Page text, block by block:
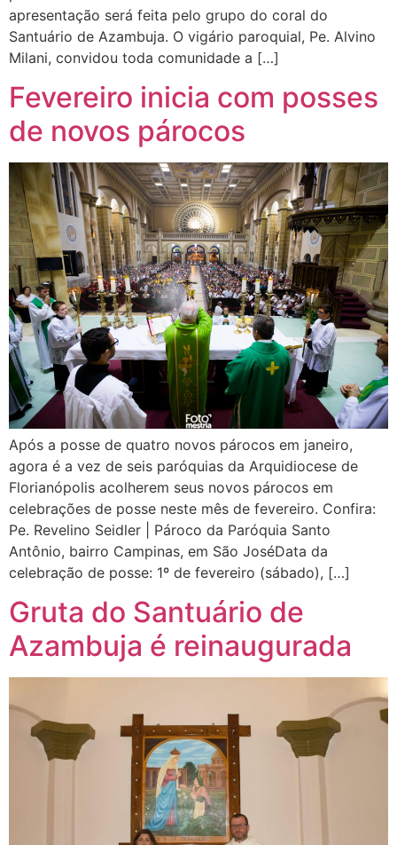
apresentação será feita pelo grupo do coral do
Santuário de Azambuja. O vigário paroquial, Pe. Alvino
Milani, convidou toda comunidade a […]
Fevereiro inicia com posses
de novos párocos
Após a posse de quatro novos párocos em janeiro,
agora é a vez de seis paróquias da Arquidiocese de
Florianópolis acolherem seus novos párocos em
celebrações de posse neste mês de fevereiro. Confira:
Pe. Revelino Seidler | Pároco da Paróquia Santo
Antônio, bairro Campinas, em São JoséData da
celebração de posse: 1º de fevereiro (sábado), […]
Gruta do Santuário de
Azambuja é reinaugurada